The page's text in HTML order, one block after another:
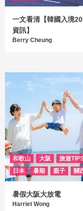
一文看清【韓國入境
資訊】
Berry Cheung
和歌山 大阪
旅遊
日本
暑期 親子 關
暑假大阪大放電
Harriet Wong